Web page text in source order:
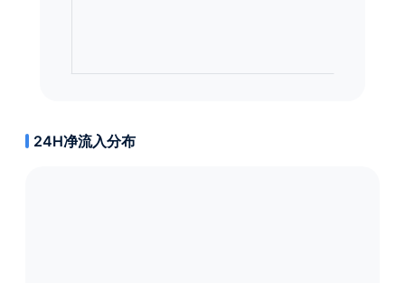
24H净流入分布